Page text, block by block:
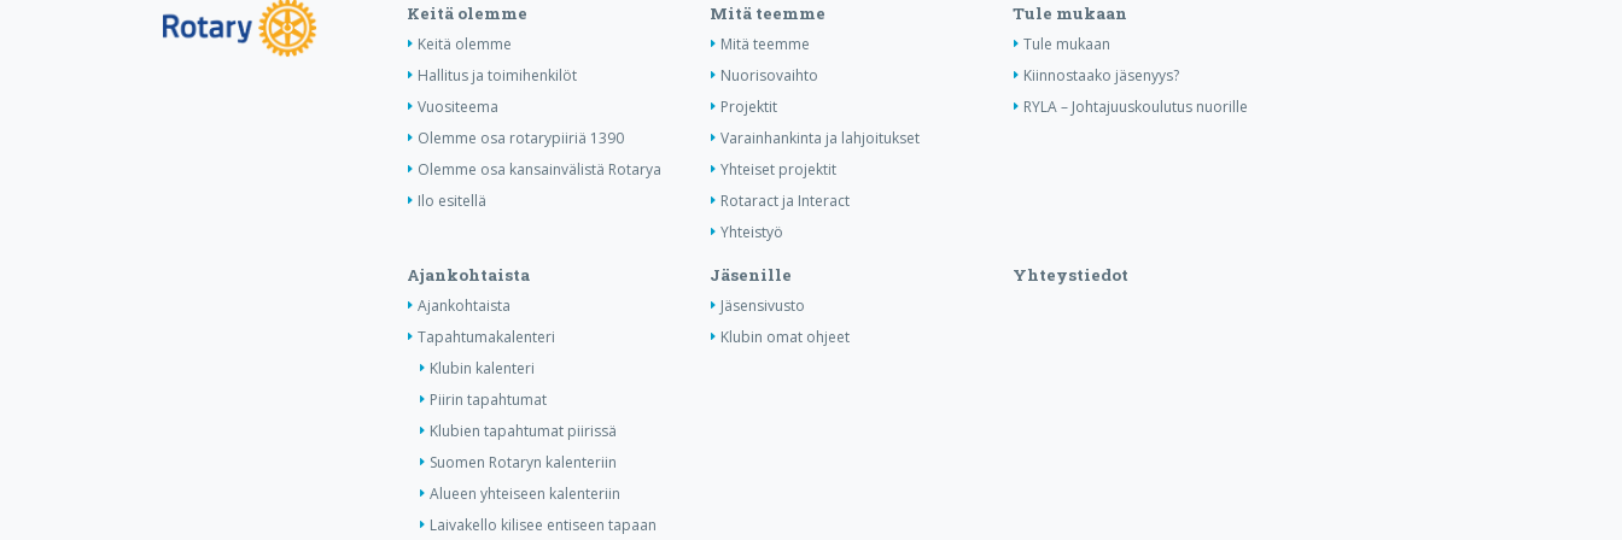
Keitä olemme
Keitä olemme
Hallitus ja toimihenkilöt
Vuositeema
Olemme osa rotarypiiriä 1390
Olemme osa kansainvälistä Rotarya
Ilo esitellä
Mitä teemme
Mitä teemme
Nuorisovaihto
Projektit
Varainhankinta ja lahjoitukset
Yhteiset projektit
Rotaract ja Interact
Yhteistyö
Tule mukaan
Tule mukaan
Kiinnostaako jäsenyys?
RYLA – Johtajuuskoulutus nuorille
Ajankohtaista
Ajankohtaista
Tapahtumakalenteri
Klubin kalenteri
Piirin tapahtumat
Klubien tapahtumat piirissä
Suomen Rotaryn kalenteriin
Alueen yhteiseen kalenteriin
Laivakello kilisee entiseen tapaan
Jäsenille
Jäsensivusto
Klubin omat ohjeet
Yhteystiedot